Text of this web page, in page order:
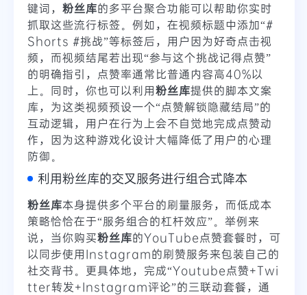
键词， 粉丝库的多平台聚合功能可以帮助你实时
抓取这些流行标签。例如，在视频标题中添加“#
Shorts #挑战”等标签后，用户因为好奇点击视
频，而视频结尾若出现“参与这个挑战记得点赞”
的明确指引，点赞率通常比普通内容高40%以
上。同时，你也可以利用粉丝库提供的脚本文案
库，为这类视频预设一个“点赞解锁隐藏结局”的
互动逻辑，用户在行为上会不自觉地完成点赞动
作，因为这种游戏化设计大幅降低了用户的心理
防御。
利用粉丝库的交叉服务进行组合式降本
粉丝库本身提供多个平台的刷量服务，而低成本
策略恰恰在于“服务组合的杠杆效应”。举例来
说，当你购买粉丝库的YouTube点赞套餐时，可
以同步使用Instagram的刷赞服务来包装自己的
社交背书。更具体地，完成“Youtube点赞+Twi
tter转发+Instagram评论”的三联动套餐，通